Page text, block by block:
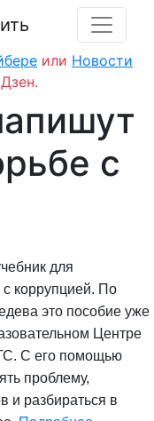
или Новости
с
для
коррупцией. По
это пособие уже
Центре
С его помощью
проблему,
и разбираться в